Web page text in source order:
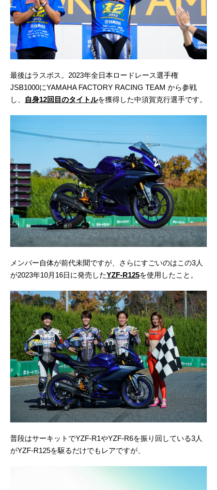
最後はラスボス。2023年全日本ロードレース選手権
JSB1000にYAMAHA FACTORY RACING TEAM から参戦
し、
自身12回目のタイトルを獲得した中須賀克行選手です。
メンバー自体が前代未聞ですが、さらにすごいのはこの3人
が2023年10月16日に発売したYZF-R125を使用したこと。
普段はサーキットでYZF-R1やYZF-R6を振り回している3人
がYZF-R125を駆るだけでもレアですが、